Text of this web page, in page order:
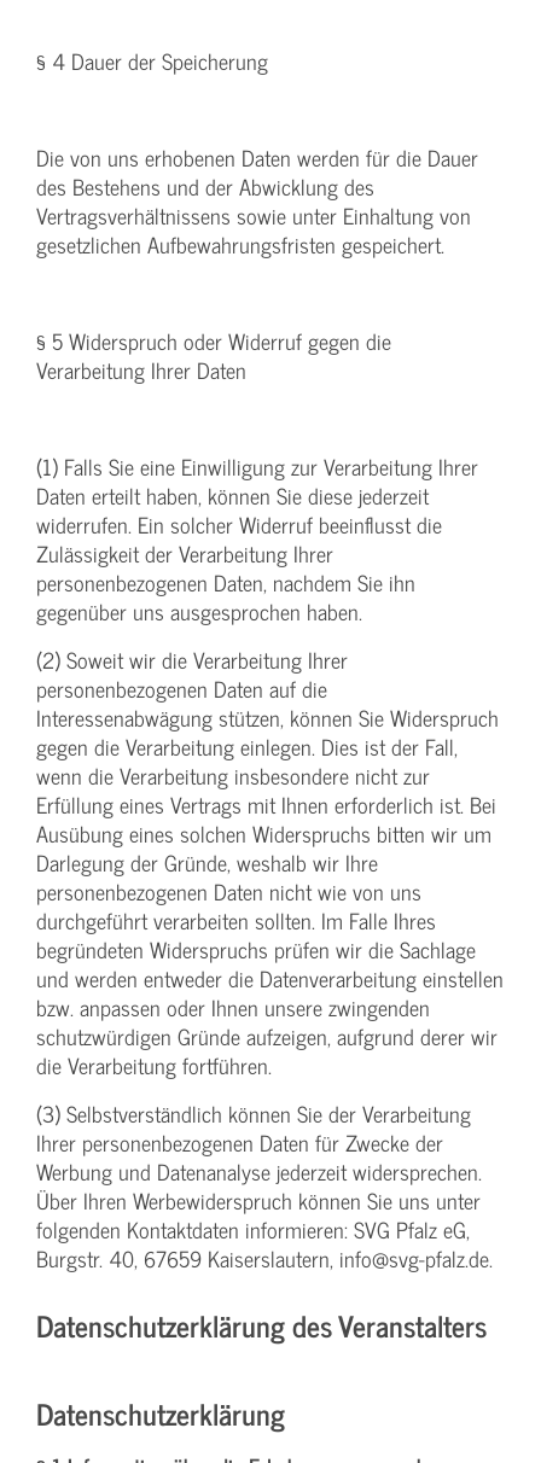
§ 4 Dauer der Speicherung
Die von uns erhobenen Daten werden für die Dauer
des Bestehens und der Abwicklung des
Vertragsverhältnissens sowie unter Einhaltung von
gesetzlichen Aufbewahrungsfristen gespeichert.
§ 5 Widerspruch oder Widerruf gegen die
Verarbeitung Ihrer Daten
(1) Falls Sie eine Einwilligung zur Verarbeitung Ihrer
Daten erteilt haben, können Sie diese jederzeit
widerrufen. Ein solcher Widerruf beeinflusst die
Zulässigkeit der Verarbeitung Ihrer
personenbezogenen Daten, nachdem Sie ihn
gegenüber uns ausgesprochen haben.
(2) Soweit wir die Verarbeitung Ihrer
personenbezogenen Daten auf die
Interessenabwägung stützen, können Sie Widerspruch
gegen die Verarbeitung einlegen. Dies ist der Fall,
wenn die Verarbeitung insbesondere nicht zur
Erfüllung eines Vertrags mit Ihnen erforderlich ist. Bei
Ausübung eines solchen Widerspruchs bitten wir um
Darlegung der Gründe, weshalb wir Ihre
personenbezogenen Daten nicht wie von uns
durchgeführt verarbeiten sollten. Im Falle Ihres
begründeten Widerspruchs prüfen wir die Sachlage
und werden entweder die Datenverarbeitung einstellen
bzw. anpassen oder Ihnen unsere zwingenden
schutzwürdigen Gründe aufzeigen, aufgrund derer wir
die Verarbeitung fortführen.
(3) Selbstverständlich können Sie der Verarbeitung
Ihrer personenbezogenen Daten für Zwecke der
Werbung und Datenanalyse jederzeit widersprechen.
Über Ihren Werbewiderspruch können Sie uns unter
folgenden Kontaktdaten informieren: SVG Pfalz eG,
Burgstr. 40, 67659 Kaiserslautern, info@svg-pfalz.de.
Datenschutzerklärung des Veranstalters
Datenschutzerklärung